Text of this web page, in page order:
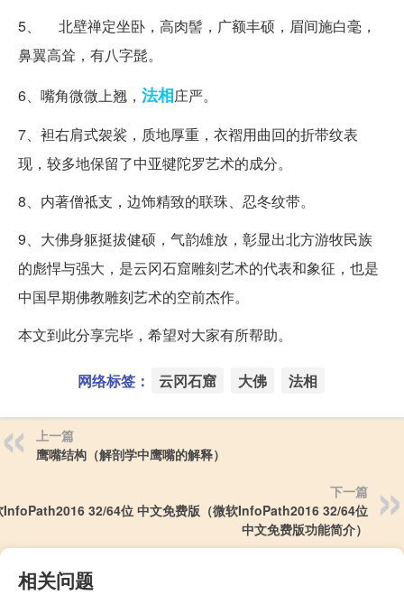
5、 北壁禅定坐卧，高肉髻，广额丰硕，眉间施白毫，
鼻翼高耸，有八字髭。
6、嘴角微微上翘， 法相庄严。
7、袒右肩式袈裟，质地厚重，衣褶用曲回的折带纹表
现，较多地保留了中亚犍陀罗艺术的成分。
8、内著僧祗支，边饰精致的联珠、忍冬纹带。
9、大佛身躯挺拔健硕，气韵雄放，彰显出北方游牧民族
的彪悍与强大，是云冈石窟雕刻艺术的代表和象征，也是
中国早期佛教雕刻艺术的空前杰作。
本文到此分享完毕，希望对大家有所帮助。
网络标签： 云冈石窟 大佛 法相
上一篇
鹰嘴结构（解剖学中鹰嘴的解释）
下一篇
InfoPath2016 32/64位 中文免费版（微软InfoPath2016 32/64位
中文免费版功能简介）
相关问题